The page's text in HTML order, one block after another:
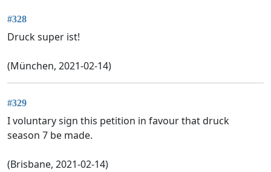
#328
Druck super ist!
(München, 2021-02-14)
#329
I voluntary sign this petition in favour that druck
season 7 be made.
(Brisbane, 2021-02-14)